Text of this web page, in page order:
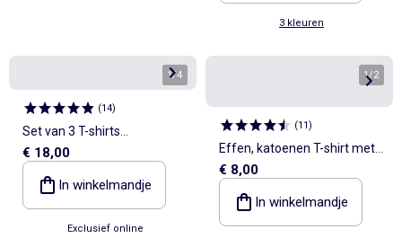
3 kleuren
1/4
(14)
Set van 3 T-shirts
'Spiderman'
€ 18,00
In winkelmandje
Exclusief online
1/2
(11)
Effen, katoenen T-shirt met
The Rolling Stones-print
€ 8,00
In winkelmandje